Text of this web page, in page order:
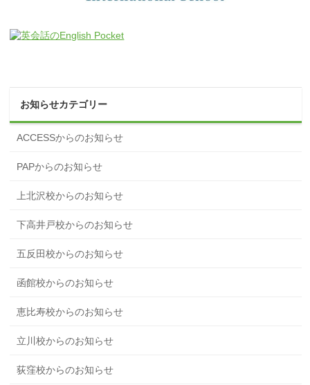
お知らせカテゴリー
ACCESSからのお知らせ
PAPからのお知らせ
上北沢校からのお知らせ
下高井戸校からのお知らせ
五反田校からのお知らせ
函館校からのお知らせ
恵比寿校からのお知らせ
立川校からのお知らせ
荻窪校からのお知らせ